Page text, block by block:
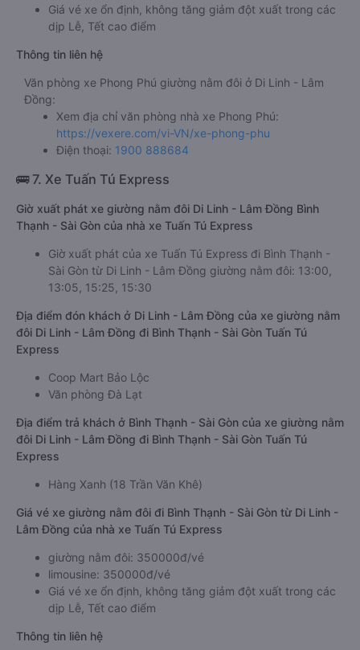
Giá vé xe ổn định, không tăng giảm đột xuất trong các
dịp Lễ, Tết cao điểm
Thông tin liên hệ
Văn phòng xe Phong Phú giường nằm đôi ở Di Linh - Lâm
Đồng:
Xem địa chỉ văn phòng nhà xe Phong Phú:
https://vexere.com/vi-VN/xe-phong-phu
Điện thoại: 1900 888684
🚌 7. Xe Tuấn Tú Express
Giờ xuất phát xe giường nằm đôi Di Linh - Lâm Đồng Bình
Thạnh - Sài Gòn của nhà xe Tuấn Tú Express
Giờ xuất phát của xe Tuấn Tú Express đi Bình Thạnh -
Sài Gòn từ Di Linh - Lâm Đồng giường nằm đôi: 13:00,
13:05, 15:25, 15:30
Địa điểm đón khách ở Di Linh - Lâm Đồng của xe giường nằm
đôi Di Linh - Lâm Đồng đi Bình Thạnh - Sài Gòn Tuấn Tú
Express
Coop Mart Bảo Lộc
Văn phòng Đà Lạt
Địa điểm trả khách ở Bình Thạnh - Sài Gòn của xe giường nằm
đôi Di Linh - Lâm Đồng đi Bình Thạnh - Sài Gòn Tuấn Tú
Express
Hàng Xanh (18 Trần Văn Khê)
Giá vé xe giường nằm đôi đi Bình Thạnh - Sài Gòn từ Di Linh -
Lâm Đồng của nhà xe Tuấn Tú Express
giường nằm đôi: 350000đ/vé
limousine: 350000đ/vé
Giá vé xe ổn định, không tăng giảm đột xuất trong các
dịp Lễ, Tết cao điểm
Thông tin liên hệ